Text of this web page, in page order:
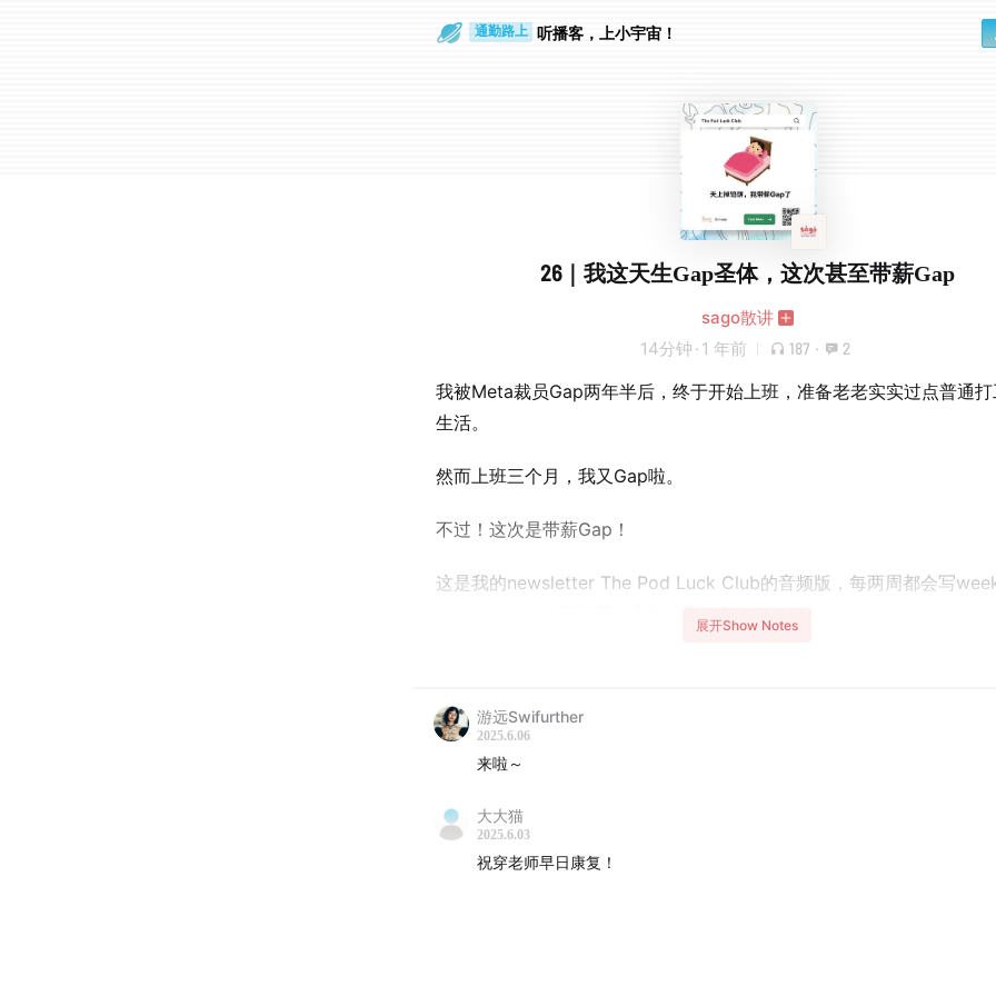
通勤路上 听播客，上小宇宙！
26｜我这天生Gap圣体，这次甚至带薪Gap
sago散讲
14分钟 · 1 年前 187 · 2
我被Meta裁员Gap两年半后，终于开始上班，准备老老实实过点普通
生活。
然而上班三个月，我又Gap啦。
不过！这次是带薪Gap！
这是我的newsletter The Pod Luck Club的音频版，每两周都会写
newsletter，来记录我在东京的工作和生活体验。
如果你有什么想听的话题，都欢迎留言或者写信告诉我呀。
下面是两个小广告：
欢迎你付费订阅我的newsletter，加入
每个工作日在邮箱里收到一期播客推荐
展开Show Notes
游远Swifurther
2025.6.06
来啦～
大大猫
2025.6.03
祝穿老师早日康复！